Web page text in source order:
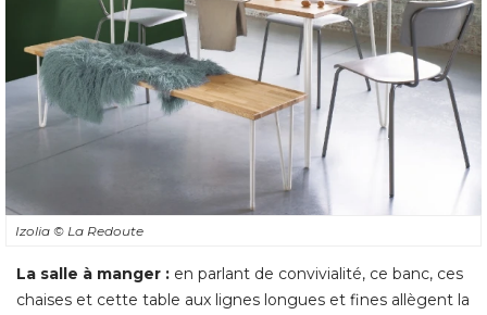
Izolia © La Redoute
La salle à manger : en parlant de convivialité, ce banc, ces
chaises et cette table aux lignes longues et fines allègent la